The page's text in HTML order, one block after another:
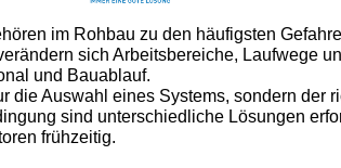
im Rohbau zu den häufigsten
sich Arbeitsbereiche, Laufwege
und Bauablauf.
die Auswahl eines Systems, sondern der
sind unterschiedliche Lösungen
frühzeitig.